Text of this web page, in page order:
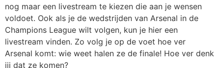
nog maar een livestream te kiezen die aan je wensen
voldoet. Ook als je de wedstrijden van Arsenal in de
Champions League wilt volgen, kun je hier een
livestream vinden. Zo volg je op de voet hoe ver
Arsenal komt: wie weet halen ze de finale! Hoe ver denk
jij dat ze komen?